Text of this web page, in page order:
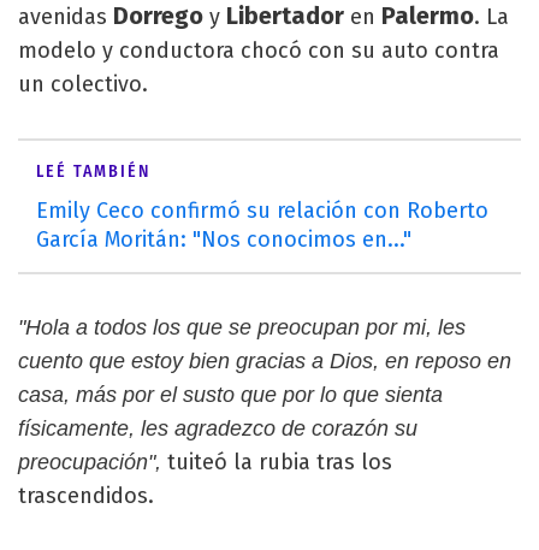
avenidas Dorrego y Libertador en Palermo. La
modelo y conductora chocó con su auto contra
un colectivo.
LEÉ TAMBIÉN
Emily Ceco confirmó su relación con Roberto
García Moritán: "Nos conocimos en..."
"Hola a todos los que se preocupan por mi, les
cuento que estoy bien gracias a Dios, en reposo en
casa, más por el susto que por lo que sienta
físicamente, les agradezco de corazón su
preocupación", tuiteó la rubia tras los
trascendidos.